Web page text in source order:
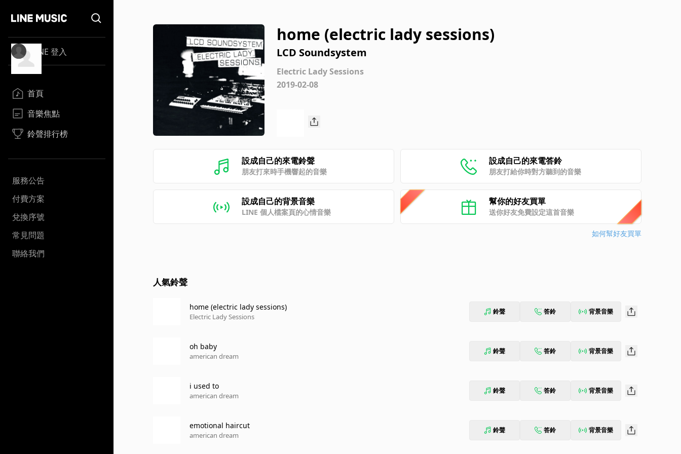
LINE 登入
首頁
音樂焦點
鈴聲排行榜
服務公告
付費方案
兌換序號
常見問題
聯絡我們
home (electric lady sessions)
LCD Soundsystem
Electric Lady Sessions
2019-02-08
設成自己的來電鈴聲
朋友打來時手機響起的音樂
設成自己的來電答鈴
朋友打給你時對方聽到的音樂
設成自己的背景音樂
LINE 個人檔案頁的心情音樂
幫你的好友買單
送你好友免費設定這首音樂
如何幫好友買單
人氣鈴聲
home (electric lady sessions)
Electric Lady Sessions
鈴聲 答鈴 背景音樂
oh baby
american dream
鈴聲 答鈴 背景音樂
i used to
american dream
鈴聲 答鈴 背景音樂
emotional haircut
american dream
鈴聲 答鈴 背景音樂